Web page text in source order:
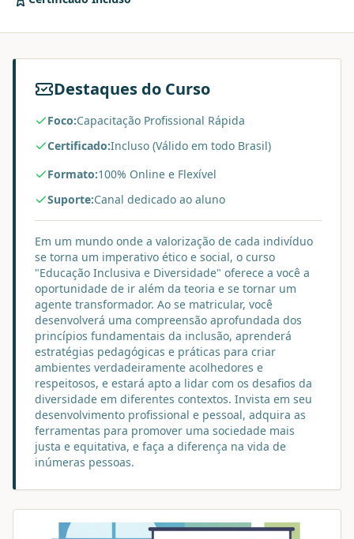
Destaques do Curso
Foco:Capacitação Profissional Rápida
Certificado:Incluso (Válido em todo Brasil)
Formato:100% Online e Flexível
Suporte:Canal dedicado ao aluno
Em um mundo onde a valorização de cada indivíduo
se torna um imperativo ético e social, o curso
"Educação Inclusiva e Diversidade" oferece a você a
oportunidade de ir além da teoria e se tornar um
agente transformador. Ao se matricular, você
desenvolverá uma compreensão aprofundada dos
princípios fundamentais da inclusão, aprenderá
estratégias pedagógicas e práticas para criar
ambientes verdadeiramente acolhedores e
respeitosos, e estará apto a lidar com os desafios da
diversidade em diferentes contextos. Invista em seu
desenvolvimento profissional e pessoal, adquira as
ferramentas para promover uma sociedade mais
justa e equitativa, e faça a diferença na vida de
inúmeras pessoas.